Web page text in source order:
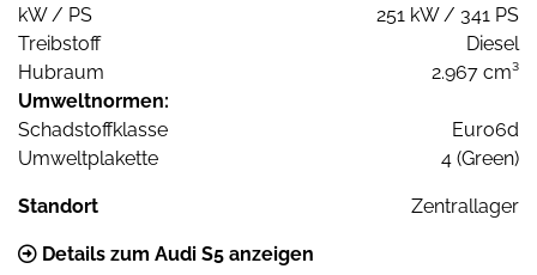
kW / PS
251 kW / 341 PS
Treibstoff
Diesel
Hubraum
2.967 cm³
Umweltnormen:
Schadstoffklasse
Euro6d
Umweltplakette
4 (Green)
Standort Zentrallager
Details zum Audi S5 anzeigen